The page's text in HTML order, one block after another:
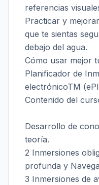
referencias
Practicar y
que te sientas
debajo del agua.
Cómo usar mejor
Planificador de
electrónicoTM
Contenido del
Desarrollo de
teoría.
2 Inmersiones
profunda y
3 Inmersiones de